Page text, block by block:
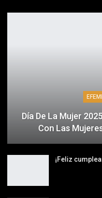
Día De La Mujer
Con Las
¡Feliz